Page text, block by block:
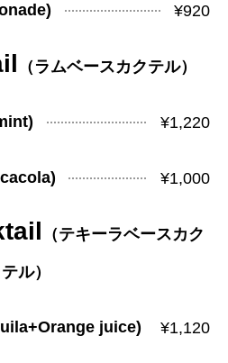
¥920
（ラムベースカクテル）
¥1,220
¥1,000
（テキーラベースカク
テル）
juice) ¥1,120